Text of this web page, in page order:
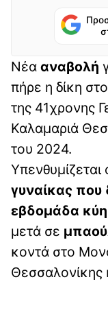
Νέα αναβολή
πήρε η δίκη
της 41χρονης
Καλαμαριά
του 2024.
Υπενθυμίζεται
γυναίκας που
εβδομάδα
μετά σε
κοντά στο
Θεσσαλονίκης